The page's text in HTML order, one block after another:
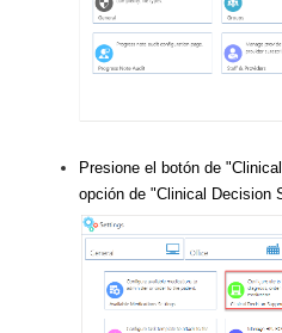
Presione el botón de
opción de "Clinical Decision